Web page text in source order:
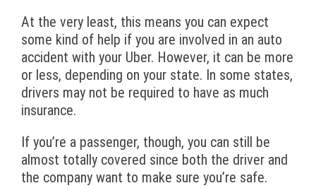
At the very least, this means you can expect
some kind of help if you are involved in an auto
accident with your Uber. However, it can be more
or less, depending on your state. In some states,
drivers may not be required to have as much
insurance.
If you’re a passenger, though, you can still be
almost totally covered since both the driver and
the company want to make sure you’re safe.